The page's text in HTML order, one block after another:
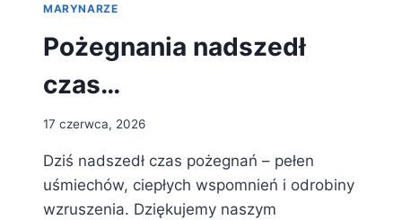
MARYNARZE
Pożegnania nadszedł
czas…
17 czerwca, 2026
Dziś nadszedł czas pożegnań – pełen
uśmiechów, ciepłych wspomnień i odrobiny
wzruszenia. Dziękujemy naszym